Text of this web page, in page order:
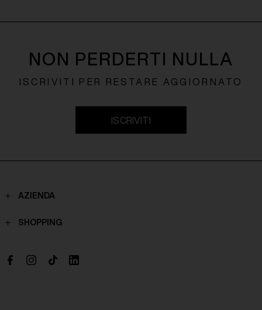
NON PERDERTI NULLA
ISCRIVITI PER RESTARE AGGIORNATO
ISCRIVITI
AZIENDA
Contatti
Boutique
SHOPPING